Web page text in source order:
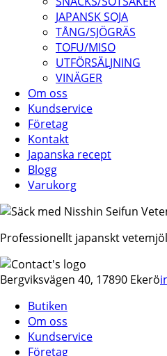
JAPANSK SOJA
TÅNG/SJÖGRÄS
TOFU/MISO
UTFÖRSÄLJNING
VINÄGER
Om oss
Kundservice
Företag
Kontakt
Japanska recept
Blogg
Varukorg
Professionellt japanskt
Bergviksvägen 40, 17890 Ekerö
Butiken
Om oss
Kundservice
Företag